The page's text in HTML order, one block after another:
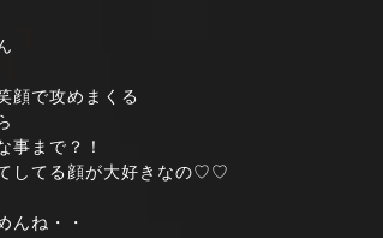
顔で攻めまくる
事まで？！
してる顔が大好きなの♡♡
んね・・